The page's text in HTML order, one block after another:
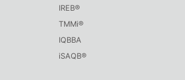
IREB®
TMMi®
IQBBA
iSAQB®